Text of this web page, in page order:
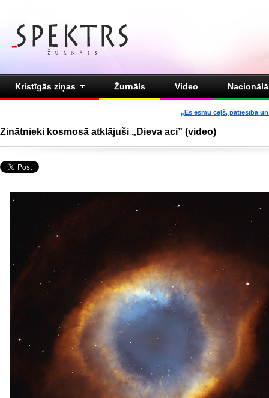
Kristīgās ziņas Žurnāls Video
„Es esmu ceļš, patiesība
Zinātnieki kosmosā atklājuši „Dieva aci” (video)